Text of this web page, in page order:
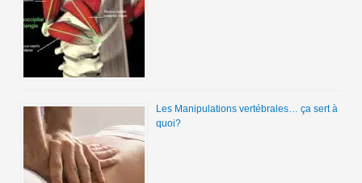
Les Manipulations vertébrales… ça sert à
quoi?